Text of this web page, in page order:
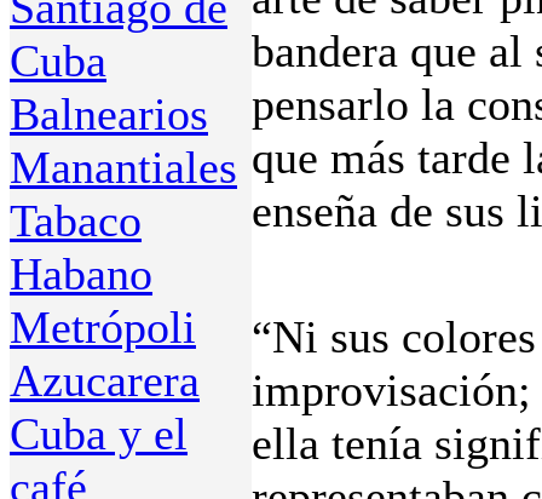
Cuba
Balnearios
Manantiales
Tabaco
Habano
Metrópoli
Azucarera
Cuba y el
café
bandera que
pensarlo la
que más tarde
enseña de sus
“Ni sus
improvisación;
ella tenía